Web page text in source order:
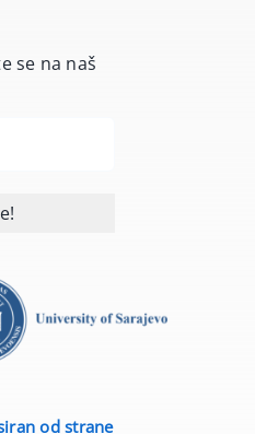
se na naš
od strane